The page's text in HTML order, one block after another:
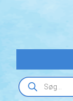
Products
search